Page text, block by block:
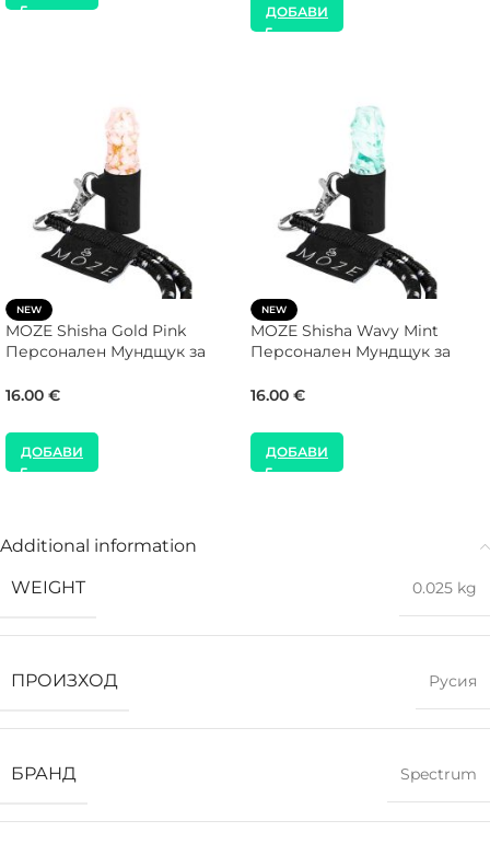
ДОБАВИ
NEW
MOZE Shisha Gold Pink
Персонален Мундщук за
16.00 €
ДОБАВИ
NEW
MOZE Shisha Wavy Mint
Персонален Мундщук за
16.00 €
ДОБАВИ
Additional information
WEIGHT
0.025 kg
ПРОИЗХОД Русия
БРАНД Spectrum